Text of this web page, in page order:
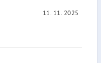
11. 11. 2025